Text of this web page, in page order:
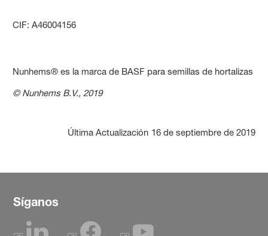
CIF: A46004156
Nunhems® es la marca de BASF para semillas de hortalizas
© Nunhems B.V., 2019
Última Actualización 16 de septiembre de 2019
Síganos